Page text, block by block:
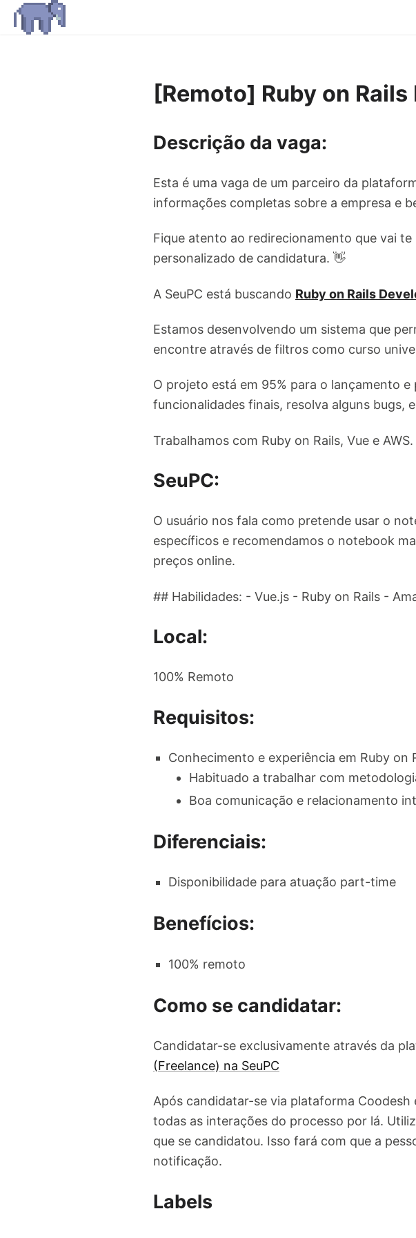
[Remoto] Ruby on
Descrição da vaga:
Esta é uma vaga de um parceiro da
informações completas sobre a empresa e
Fique atento ao redirecionamento que vai te
personalizado de candidatura. 👋
A SeuPC está buscando Ruby on Rails
Estamos desenvolvendo um sistema que
encontre através de filtros como curso
O projeto está em 95% para o lançamento
funcionalidades finais, resolva alguns bugs,
Trabalhamos com Ruby on Rails, Vue e AWS.
SeuPC:
O usuário nos fala como pretende usar o
específicos e recomendamos o notebook
preços online.
## Habilidades: - Vue.js - Ruby on Rails -
Local:
100% Remoto
Requisitos:
Conhecimento e experiência em Ruby on
Habituado a trabalhar com
Boa comunicação e relacionamento
Diferenciais:
Disponibilidade para atuação part-time
Benefícios:
100% remoto
Como se candidatar:
Candidatar-se exclusivamente através da
(Freelance) na SeuPC
Após candidatar-se via plataforma
todas as interações do processo por lá.
que se candidatou. Isso fará com que a
notificação.
Labels